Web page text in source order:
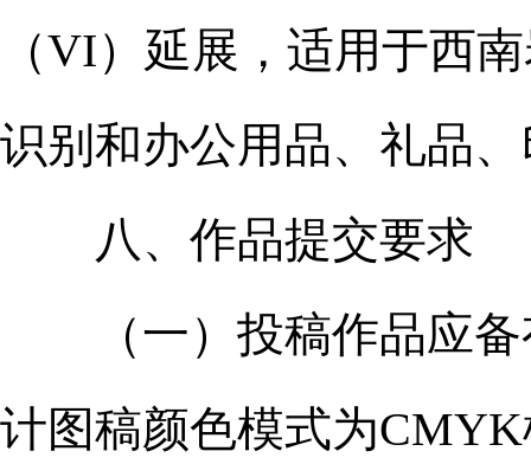
（VI）延展，适用于西
识别和办公用品、礼品
八、作品提交要求
（一）投稿作品应备
计图稿颜色模式为